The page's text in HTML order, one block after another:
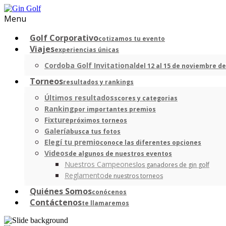
Menu
Golf Corporativocotizamos tu evento
Viajesexperiencias únicas
Cordoba Golf Invitationaldel 12 al 15 de noviembre
Torneosresultados y rankings
Últimos resultadosscores y categorias
Rankingpor importantes premios
Fixturepróximos torneos
Galeríabusca tus fotos
Elegí tu premioconoce las diferentes opciones
Videosde algunos de nuestros eventos
Nuestros Campeoneslos ganadores de gin golf
Reglamentode nuestros torneos
Quiénes Somosconócenos
Contáctenoste llamaremos